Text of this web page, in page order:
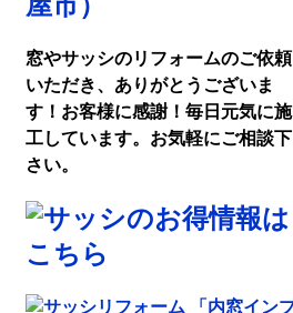
窓やサッシのリフォームのご依頼
いただき、ありがとうございま
す！お客様に感謝！毎日元気に施
工しています。お気軽にご相談下
さい。